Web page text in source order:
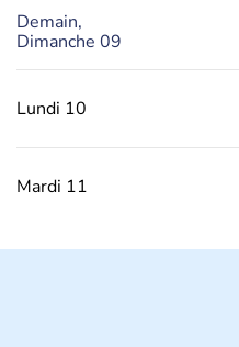
Demain,
Dimanche 09
Lundi 10
Mardi 11